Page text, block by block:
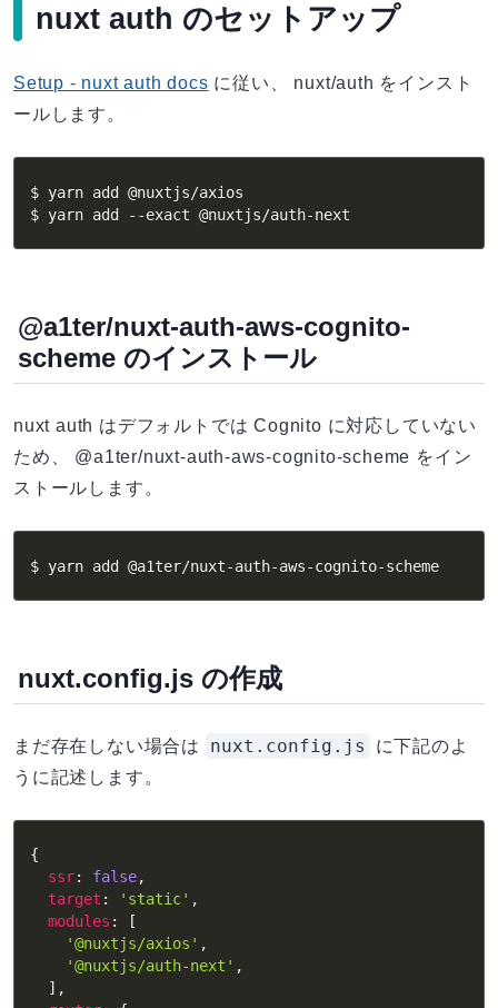
nuxt auth のセットアップ
Setup - nuxt auth docs に従い、 nuxt/auth をインスト
ールします。
$ yarn add @nuxtjs/axios
$ yarn add --exact @nuxtjs/auth-next
@a1ter/nuxt-auth-aws-cognito-
scheme のインストール
nuxt auth はデフォルトでは Cognito に対応していない
ため、 @a1ter/nuxt-auth-aws-cognito-scheme をイン
ストールします。
$ yarn add @a1ter/nuxt-auth-aws-cognito-scheme
nuxt.config.js の作成
まだ存在しない場合は nuxt.config.js
に下記のよ
うに記述します。
{
ssr: false,
target : 'static' ,
modules :
[
'@nuxtjs/axios' ,
'@nuxtjs/auth-next' ,
] ,